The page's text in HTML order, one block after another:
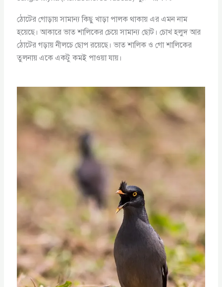
ঠোটের গোড়ায় সামান্য কিছু খাড়া পালক থাকায় এর এমন নাম
হয়েছে। আকারে ভাত শালিকের চেয়ে সামান্য ছোট। চোখ হলুদ আর
ঠোটের গড়ায় নীলচে ছোপ রয়েছে। ভাত শালিক ও গো শালিকের
তুলনায় একে একটু কমই পাওয়া যায়।